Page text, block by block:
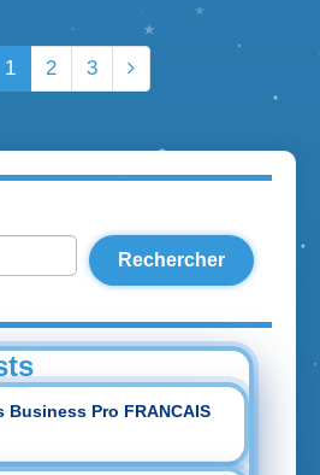
1 2 3
Rechercher
Business Pro FRANCAIS